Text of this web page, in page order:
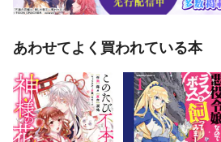
あわせてよく買われている本